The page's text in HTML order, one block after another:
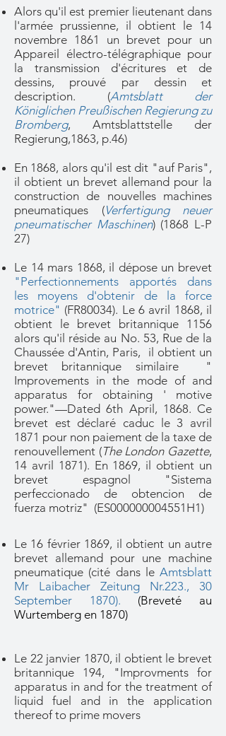
Alors qu'il est premier lieutenant dans
l'armée prussienne, il obtient le 14
novembre 1861 un brevet pour un
Appareil électro-télégraphique pour
la transmission d'écritures et de
dessins, prouvé par dessin et
description. (Amtsblatt der
Königlichen Preußischen Regierung zu
Bromberg, Amtsblattstelle der
Regierung,1863, p.46)
En 1868, alors qu'il est dit "auf Paris",
il obtient un brevet allemand pour la
construction de nouvelles machines
pneumatiques (Verfertigung neuer
pneumatischer Maschinen) (1868 L-P
27)
Le 14 mars 1868, il dépose un brevet
"Perfectionnements apportés dans
les moyens d'obtenir de la force
motrice" (FR80034). Le 6 avril 1868, il
obtient le brevet britannique 1156
alors qu'il réside au No. 53, Rue de la
Chaussée d'Antin, Paris, il obtient un
brevet britannique similaire "
Improvements in the mode of and
apparatus for obtaining ' motive
power."—Dated 6th April, 1868. Ce
brevet est déclaré caduc le 3 avril
1871 pour non paiement de la taxe de
renouvellement (The London Gazette,
14 avril 1871). En 1869, il obtient un
brevet espagnol "Sistema
perfeccionado de obtencion de
fuerza motriz" (ES000000004551H1)
Le 16 février 1869, il obtient un autre
brevet allemand pour une machine
pneumatique (cité dans le Amtsblatt
Mr Laibacher Zeitung Nr.223., 30
September 1870).
(Breveté au
Wurtemberg en 1870)
Le 22 janvier 1870, il obtient le brevet
britannique 194, "Improvments for
apparatus in and for the treatment of
liquid fuel and in the application
thereof to prime movers